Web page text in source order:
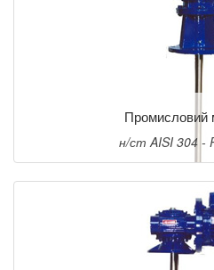
Промисловий
н/ст AISI 304 -